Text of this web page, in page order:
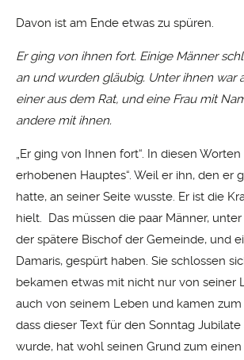
Davon ist am Ende etwas zu spüren.
Er ging von ihnen fort. Einige Männer
an und wurden gläubig. Unter ihnen war
einer aus dem Rat, und eine Frau mit
andere mit ihnen.
„Er ging von Ihnen fort“. In diesen
erhobenen Hauptes“. Weil er ihn, den er
hatte, an seiner Seite wusste. Er ist die
hielt. Das müssen die paar Männer,
der spätere Bischof der Gemeinde, und
Damaris, gespürt haben. Sie schlossen
bekamen etwas mit nicht nur von seiner
auch von seinem Leben und kamen zum
dass dieser Text für den Sonntag
wurde, hat wohl seinen Grund zum einen